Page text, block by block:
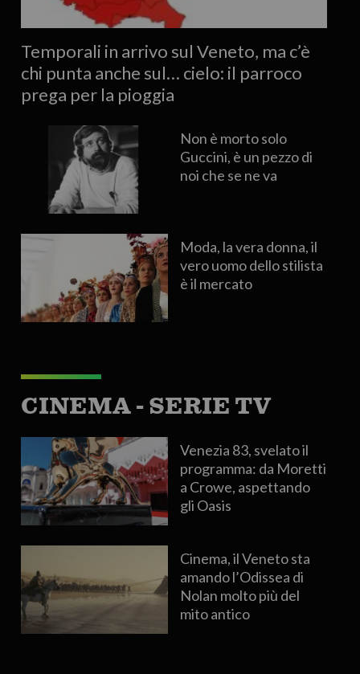
Temporali in arrivo sul Veneto, ma c’è
chi punta anche sul… cielo: il parroco
prega per la pioggia
Non è morto solo
Guccini, è un pezzo di
noi che se ne va
Moda, la vera donna, il
vero uomo dello stilista
è il mercato
CINEMA - SERIE TV
Venezia 83, svelato il
programma: da Moretti
a Crowe, aspettando
gli Oasis
Cinema, il Veneto sta
amando l’Odissea di
Nolan molto più del
mito antico